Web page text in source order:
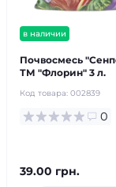
в наличии
Почвосмесь
ТМ "Флорин" 3 л.
Код товара: 002839
0
39.00 грн.